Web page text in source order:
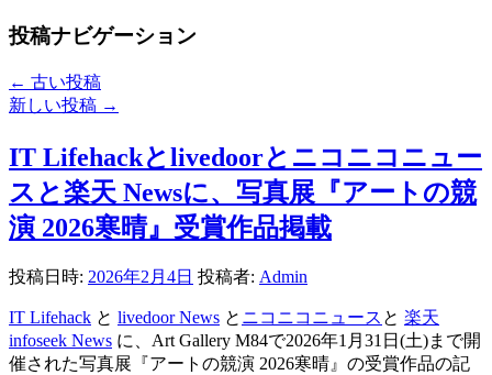
投稿ナビゲーション
← 古い投稿
新しい投稿 →
IT Lifehackとlivedoorとニコニコニュー
スと楽天 Newsに、写真展『アートの競
演 2026寒晴』受賞作品掲載
投稿日時: 2026年2月4日 投稿者: Admin
IT Lifehack と livedoor News と ニコニコニュース と 楽天
infoseek News に、Art Gallery M84で2026年1月31日(土)まで開
催された写真展『アートの競演 2026寒晴』の受賞作品の記